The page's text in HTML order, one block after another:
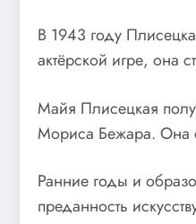
В 1943 году
актёрской игре, она
Майя Плисецкая
Мориса Бежара. Она
Ранние годы и
преданность